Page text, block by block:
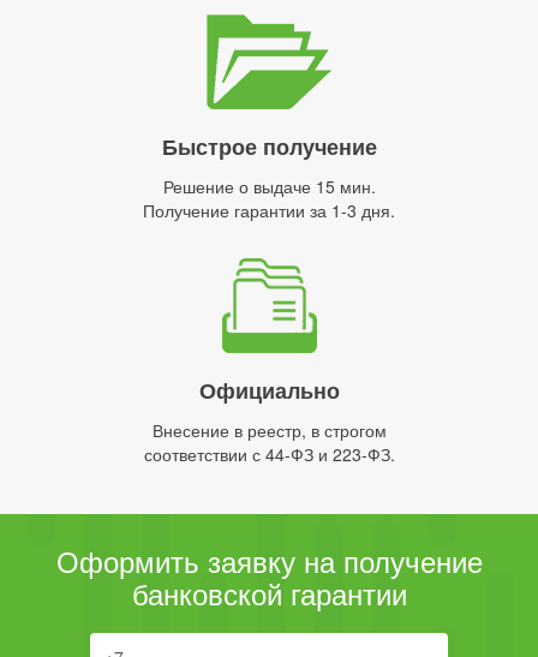
Быстрое получение
Решение о выдаче 15 мин.
Получение гарантии за 1-3 дня.
Официально
Внесение в реестр, в строгом
соответствии с 44-ФЗ и 223-ФЗ.
Оформить заявку на получение
банковской гарантии